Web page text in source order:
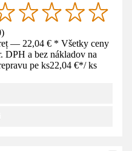
)
— 22,04 € * Všetky ceny
DPH a bez nákladov na
pe ks22,04 €*/ ks